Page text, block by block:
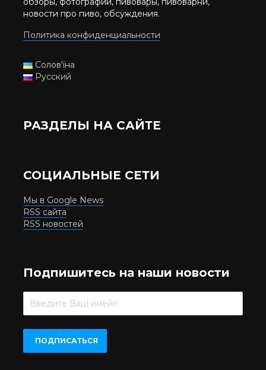
новости про пиво, обсуждения.
Политика конфиденциальности
Солов'їна
Русский
РАЗДЕЛЫ НА САЙТЕ
СОЦИАЛЬНЫЕ СЕТИ
Мы в Google News
RSS сайта
RSS новостей
Подпишитесь на наши новости